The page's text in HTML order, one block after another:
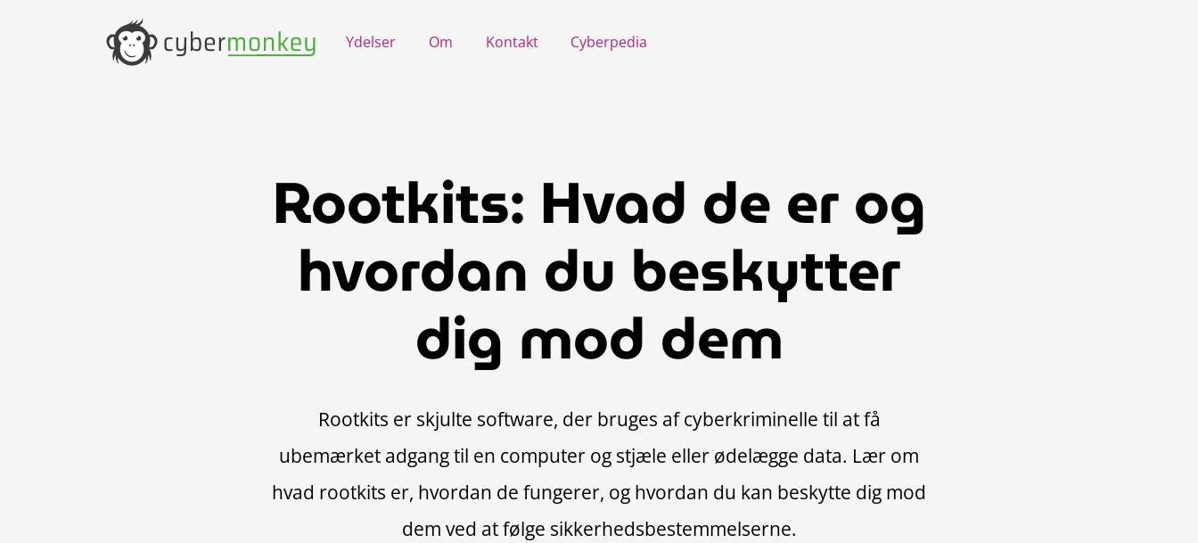
Ydelser Om Kontakt Cyberpedia
Rootkits: Hvad de er og
hvordan du beskytter
dig mod dem
Rootkits er skjulte software, der bruges af cyberkriminelle til at få
ubemærket adgang til en computer og stjæle eller ødelægge data. Lær om
hvad rootkits er, hvordan de fungerer, og hvordan du kan beskytte dig mod
dem ved at følge sikkerhedsbestemmelserne.